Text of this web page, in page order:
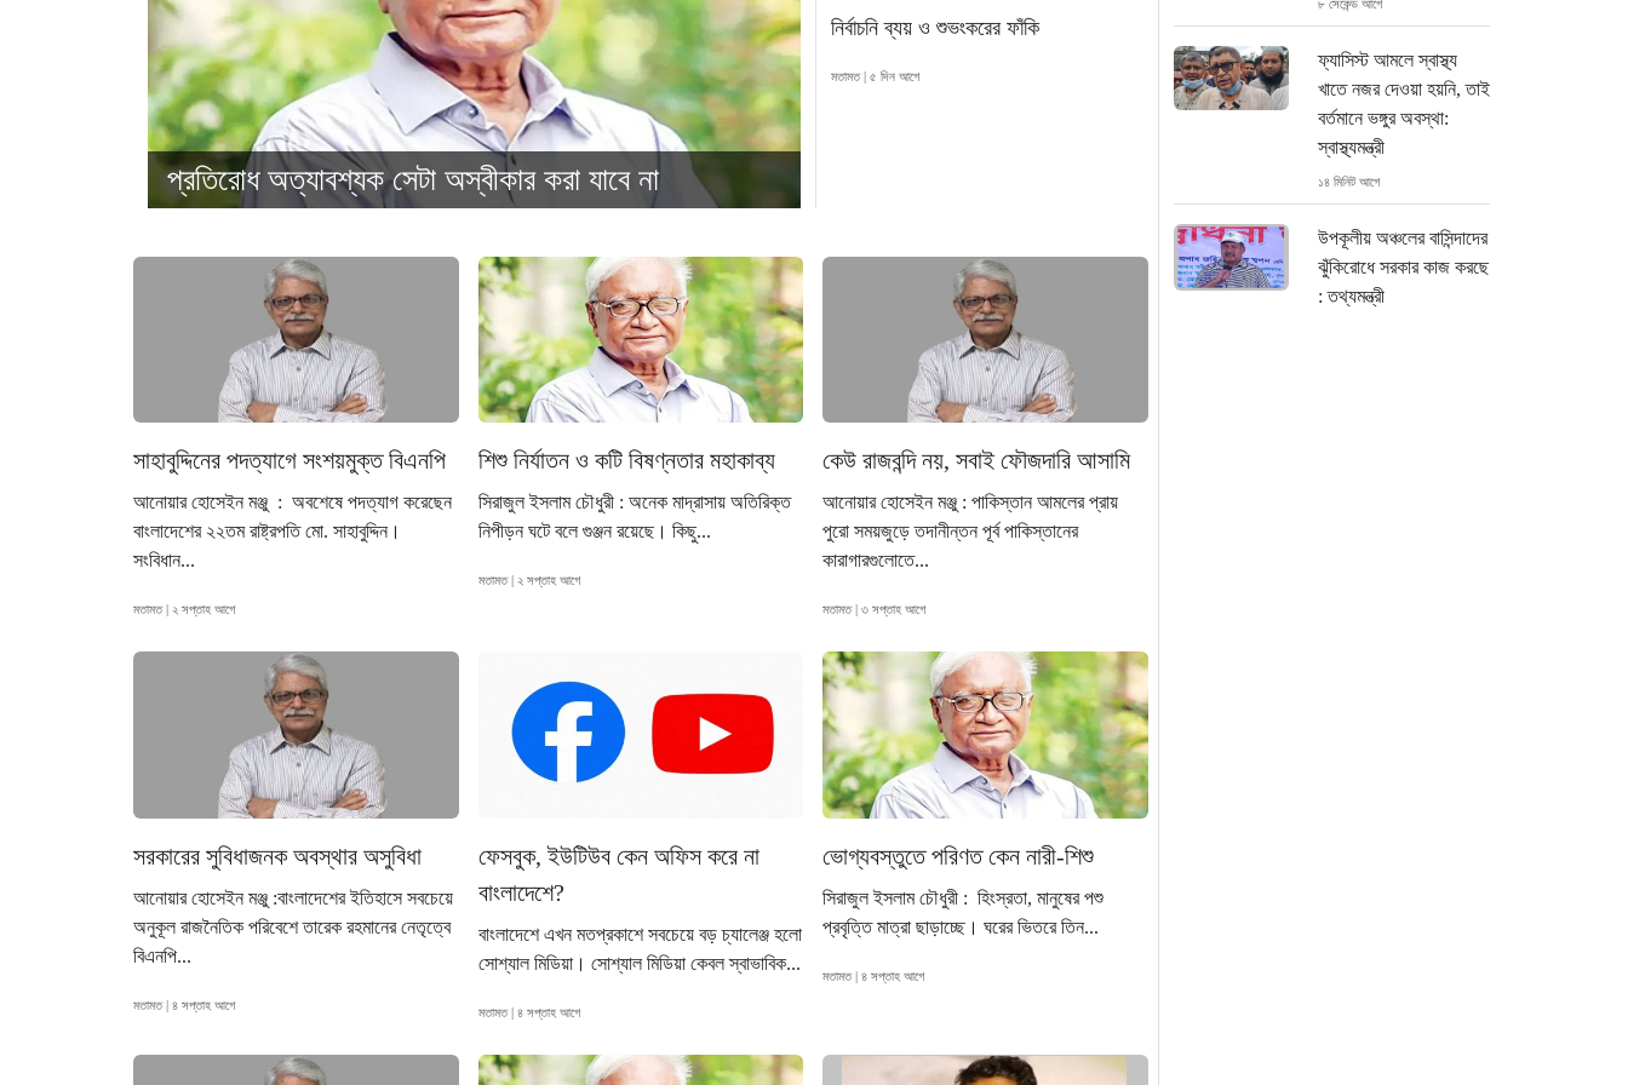
প্রতিরোধ অত্যাবশ্যক সেটা অস্বীকার করা যাবে না
নির্বাচনি ব্যয় ও শুভংকরের ফাঁকি
মতামত | ৫ দিন আগে
সাহাবুদ্দিনের পদত্যাগে সংশয়মুক্ত বিএনপি
আনোয়ার হোসেইন মঞ্জু : অবশেষে পদত্যাগ করেছেন
বাংলাদেশের ২২তম রাষ্ট্রপতি মো. সাহাবুদ্দিন।
সংবিধান...
মতামত | ২ সপ্তাহ আগে
শিশু নির্যাতন ও কটি বিষণ্নতার মহাকাব্য
সিরাজুল ইসলাম চৌধুরী : অনেক মাদ্রাসায় অতিরিক্ত
নিপীড়ন ঘটে বলে গুঞ্জন রয়েছে। কিছু...
মতামত | ২ সপ্তাহ আগে
কেউ রাজবন্দি নয়, সবাই ফৌজদারি আসামি
আনোয়ার হোসেইন মঞ্জু : পাকিস্তান আমলের প্রায়
পুরো সময়জুড়ে তদানীন্তন পূর্ব পাকিস্তানের
কারাগারগুলোতে...
মতামত | ৩ সপ্তাহ আগে
সরকারের সুবিধাজনক অবস্থার অসুবিধা
আনোয়ার হোসেইন মঞ্জু :বাংলাদেশের ইতিহাসে সবচেয়ে
অনুকূল রাজনৈতিক পরিবেশে তারেক রহমানের নেতৃত্বে
বিএনপি...
মতামত | ৪ সপ্তাহ আগে
ফেসবুক, ইউটিউব কেন অফিস করে না
বাংলাদেশে?
বাংলাদেশে এখন মতপ্রকাশে সবচেয়ে বড় চ্যালেঞ্জ হলো
সোশ্যাল মিডিয়া। সোশ্যাল মিডিয়া কেবল স্বাভাবিক...
মতামত | ৪ সপ্তাহ আগে
ভোগ্যবস্তুতে পরিণত কেন নারী-শিশু
সিরাজুল ইসলাম চৌধুরী : হিংস্রতা, মানুষের পশু
প্রবৃত্তি মাত্রা ছাড়াচ্ছে। ঘরের ভিতরে তিন...
মতামত | ৪ সপ্তাহ আগে
৮ সেকেন্ড আগে
ফ্যাসিস্ট আমলে স্বাস্থ্য
খাতে নজর দেওয়া হয়নি, তাই
বর্তমানে ভঙ্গুর অবস্থা:
স্বাস্থ্যমন্ত্রী
১৪ মিনিট আগে
উপকূলীয় অঞ্চলের বাসিন্দাদের
ঝুঁকিরোধে সরকার কাজ করছে
: তথ্যমন্ত্রী